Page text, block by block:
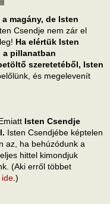
magány, de Isten
Csendje nem zár el
Ha elértük Isten
a pillanatban
szeretetéből, Isten
és megelevenít
Isten Csendje
Isten Csendjébe képtelen
az, ha behúzódunk a
hittel kimondjuk
(Aki erről többet
ide .)